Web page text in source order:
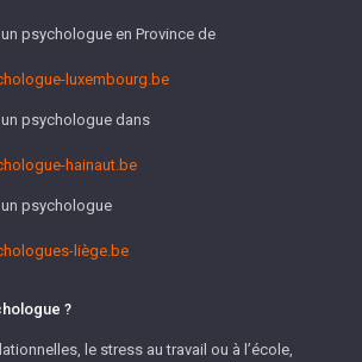
psychologue en Province de
luxembourg.be
psychologue dans
hainaut.be
psychologue
liège.be
?
le stress au travail ou à l’école,